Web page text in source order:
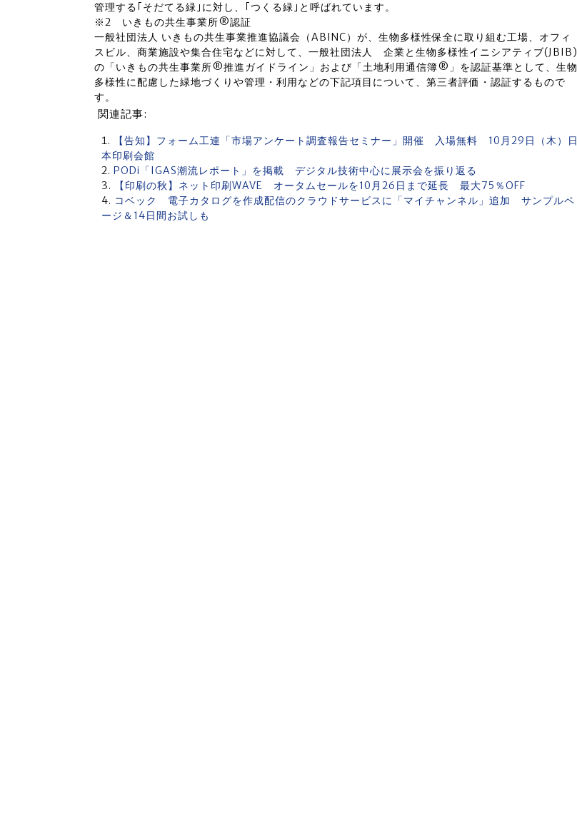
管理する｢そだてる緑｣に対し、｢つくる緑｣と呼ばれています。
※2 いきもの共生事業所®認証
一般社団法人 いきもの共生事業推進協議会（ABINC）が、生物多様性保全に取り組む工場、オフィ
スビル、商業施設や集合住宅などに対して、一般社団法人 企業と生物多様性イニシアティブ(JBIB)
の「いきもの共生事業所®推進ガイドライン」および「土地利用通信簿®」を認証基準として、生物
多様性に配慮した緑地づくりや管理・利用などの下記項目について、第三者評価・認証するもので
す。
関連記事:
【告知】フォーム工連「市場アンケート調査報告セミナー」開催 入場無料 10月29日（木）日
本印刷会館
PODi「IGAS潮流レポート」を掲載 デジタル技術中心に展示会を振り返る
【印刷の秋】ネット印刷WAVE オータムセールを10月26日まで延長 最大75％OFF
コベック 電子カタログを作成配信のクラウドサービスに「マイチャンネル」追加 サンプルペ
ージ＆14日間お試しも